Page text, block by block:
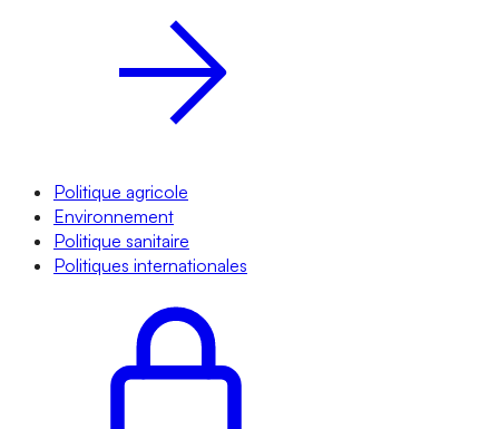
Politique agricole
Environnement
Politique sanitaire
Politiques internationales